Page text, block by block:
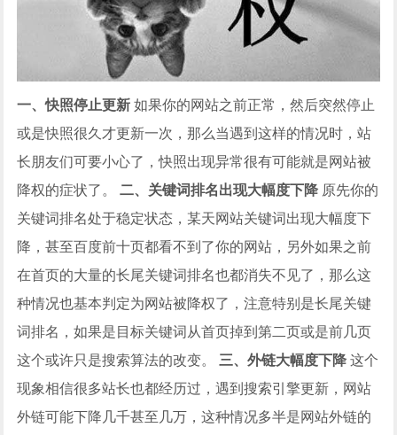
一、快照停止更新 如果你的网站之前正常，然后突然停止
或是快照很久才更新一次，那么当遇到这样的情况时，站
长朋友们可要小心了，快照出现异常很有可能就是网站被
降权的症状了。
二、关键词排名出现大幅度下降 原先你的
关键词排名处于稳定状态，某天网站关键词出现大幅度下
降，甚至百度前十页都看不到了你的网站，另外如果之前
在首页的大量的长尾关键词排名也都消失不见了，那么这
种情况也基本判定为网站被降权了，注意特别是长尾关键
词排名，如果是目标关键词从首页掉到第二页或是前几页
这个或许只是搜索算法的改变。
三、外链大幅度下降 这个
现象相信很多站长也都经历过，遇到搜索引擎更新，网站
外链可能下降几千甚至几万，这种情况多半是网站外链的